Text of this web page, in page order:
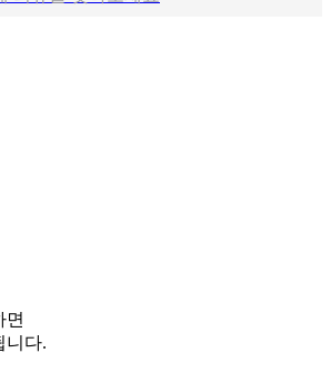
면
니다.